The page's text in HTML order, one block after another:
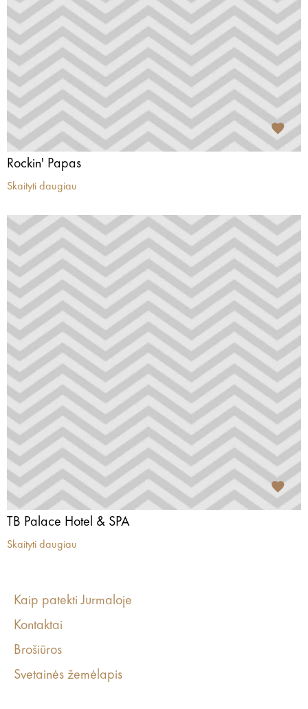
Rockin' Papas
Skaityti daugiau
TB Palace Hotel & SPA
Skaityti daugiau
Kaip patekti Jurmaloje
Kontaktai
Brošiūros
Svetainės žemėlapis